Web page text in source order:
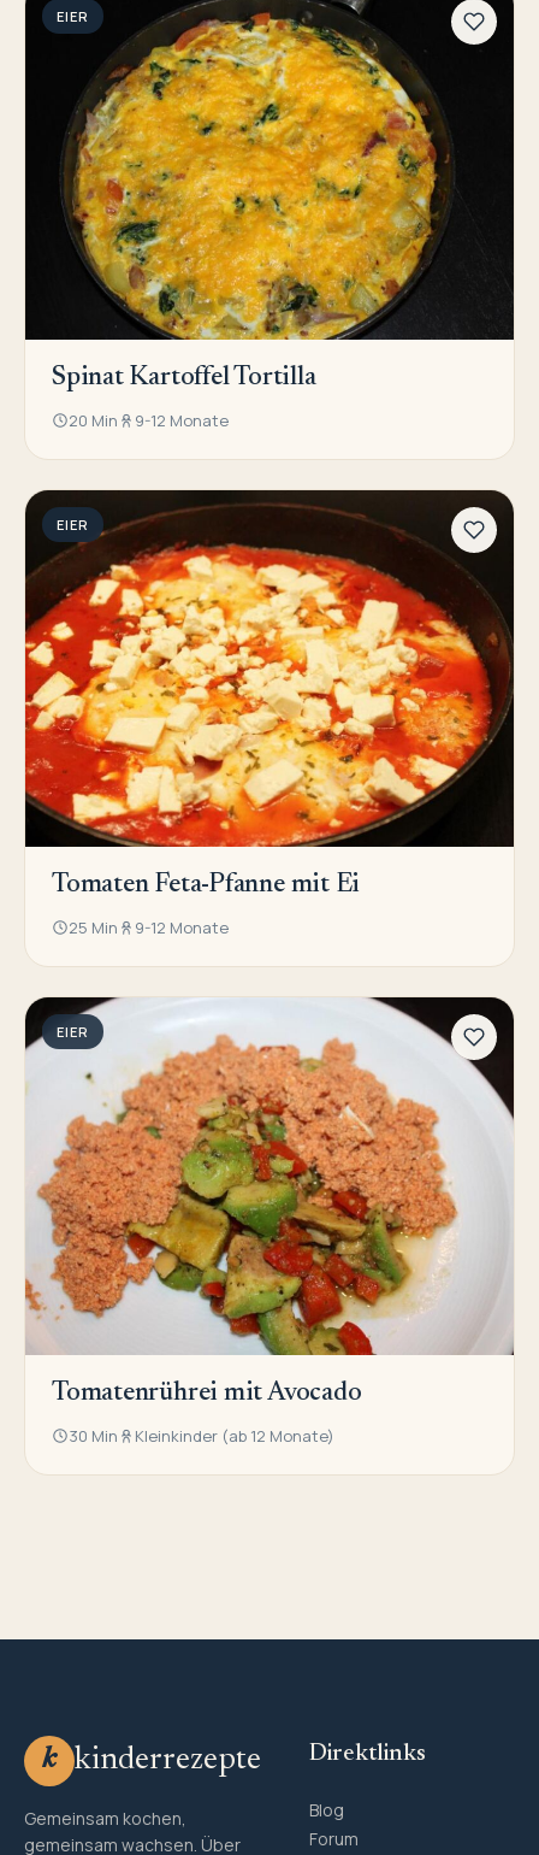
EIER
Spinat Kartoffel Tortilla
20 Min 9-12 Monate
EIER
Tomaten Feta-Pfanne mit Ei
25 Min 9-12 Monate
EIER
Tomatenrührei mit Avocado
30 Min Kleinkinder (ab 12 Monate)
k kinderrezepte
Gemeinsam kochen,
gemeinsam wachsen. Über
Direktlinks
Blog
Forum